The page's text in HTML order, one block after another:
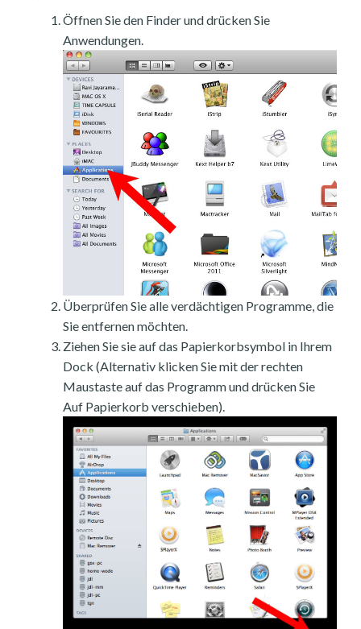
Öffnen Sie den Finder und drücken Sie
Anwendungen.
Überprüfen Sie alle verdächtigen Programme, die
Sie entfernen möchten.
Ziehen Sie sie auf das Papierkorbsymbol in Ihrem
Dock (Alternativ klicken Sie mit der rechten
Maustaste auf das Programm und drücken Sie
Auf Papierkorb verschieben).